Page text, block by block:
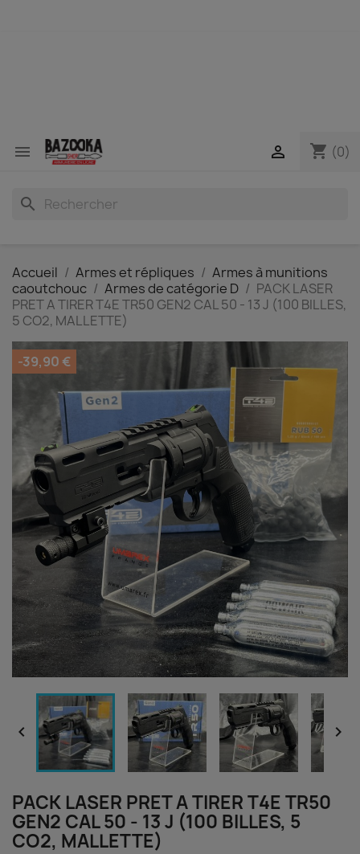
 shopping_cart (0)

search
Accueil Armes et répliques
Armes à munitions
caoutchouc
Armes de catégorie D
PACK LASER
PRET A TIRER T4E TR50 GEN2 CAL 50 - 13 J (100 BILLES,
5 CO2, MALLETTE)
-39,90 €
 
PACK LASER PRET A TIRER T4E TR50
GEN2 CAL 50 - 13 J (100 BILLES, 5
CO2, MALLETTE)